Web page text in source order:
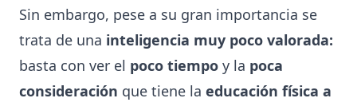
Sin embargo, pese a su gran importancia se
trata de una inteligencia muy poco valorada:
basta con ver el poco tiempo y la poca
consideración que tiene la educación física a